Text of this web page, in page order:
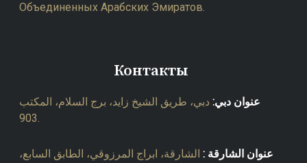
Объединенных Арабских Эмиратов.
Контакты
عنوان دبي: دبي، طريق الشيخ زايد، برج السلام، المكتب
903.
عنوان الشارقة : الشارقة، ابراج المرزوقي، الطابق السابع،